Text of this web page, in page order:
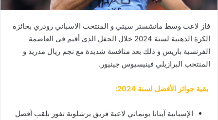
فاز لاعب وسط مانشستر سيتي و المنتخب الاسباني رودري بجائزة
الكرة الذهبية لسنة 2024 خلال الحفل الذي أقيم في العاصمة
الفرنسية باريس و ذلك بعد منافسة شديدة مع نجم ريال مدريد و
المنتخب البرازيلي فينيسيوس جينيور.
بقية جوائز الأفضل لسنة 2024:
الإسبانية آيتانا بونماتي لاعبة فريق برشلونة تفوز بلقب أفضل